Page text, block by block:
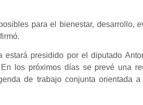
para el bienestar, desarrollo,
presidido por el diputado
los próximos días se prevé una
de trabajo conjunta orientada